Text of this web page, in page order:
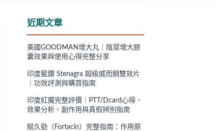
近期文章
美國GOODMAN增大丸｜陰莖增大膠
囊效果與使用心得完整分享
印度藍鑽 Stenagra 超級威而鋼雙效片
｜功效評測與購買指南
印度紅魔完整評價｜PTT/Dcard心得、
效果分析、副作用與真假辨別指南
賦久勁（Fortacin）完整指南：作用原